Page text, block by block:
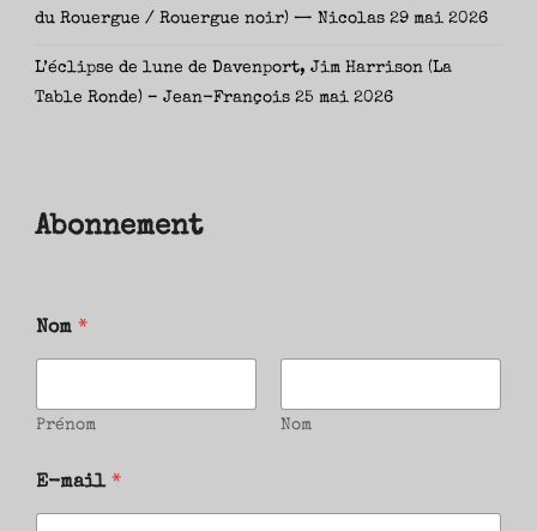
du Rouergue / Rouergue noir) — Nicolas 29 mai 2026
L’éclipse de lune de Davenport, Jim Harrison (La
Table Ronde) – Jean-François 25 mai 2026
Abonnement
Nom *
Prénom Nom
E-mail *